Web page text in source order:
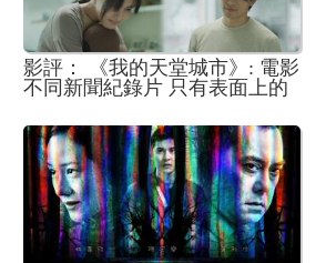
影評： 《我的天堂城市》: 電影
不同新聞紀錄片 只有表面上的